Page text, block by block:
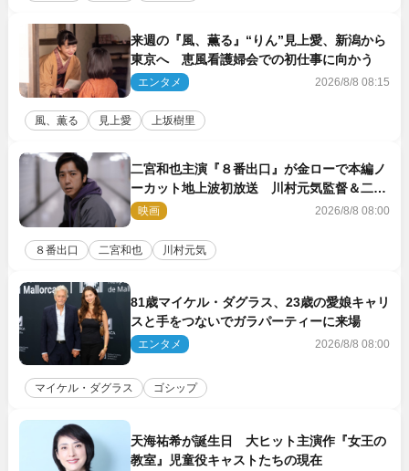
来週の『風、薫る』“りん”見上愛、新潟から
東京へ 恵風看護婦会での初仕事に向かう
エンタメ 2026/8/8 08:15
風、薫る 見上愛 上坂樹里
二宮和也主演『８番出口』が金ローで本編ノ
ーカット地上波初放送 川村元気監督＆二宮
コメント到着
映画 2026/8/8 08:00
８番出口 二宮和也 川村元気
81歳マイケル・ダグラス、23歳の愛娘キャリ
スと手をつないでガラパーティーに来場
エンタメ 2026/8/8 08:00
マイケル・ダグラス ゴシップ
天海祐希が誕生日 大ヒット主演作『女王の
教室』児童役キャストたちの現在